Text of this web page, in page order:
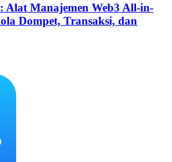
Alat Manajemen Web3 All-in-
Dompet, Transaksi, dan